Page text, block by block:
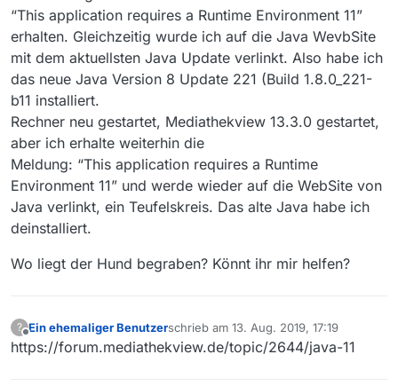
“This application requires a Runtime Environment 11”
erhalten. Gleichzeitig wurde ich auf die Java WevbSite
mit dem aktuellsten Java Update verlinkt. Also habe ich
das neue Java Version 8 Update 221 (Build 1.8.0_221-
b11 installiert.
Rechner neu gestartet, Mediathekview 13.3.0 gestartet,
aber ich erhalte weiterhin die
Meldung: “This application requires a Runtime
Environment 11” und werde wieder auf die WebSite von
Java verlinkt, ein Teufelskreis. Das alte Java habe ich
deinstalliert.
Wo liegt der Hund begraben? Könnt ihr mir helfen?
?
Offline
Ein ehemaliger Benutzerschrieb am 13. Aug. 2019, 17:19
zuletzt editiert von
https://forum.mediathekview.de/topic/2644/java-11